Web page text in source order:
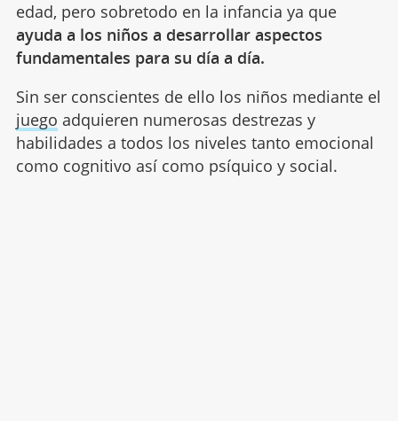
edad, pero sobretodo en la infancia ya que
ayuda a los niños a desarrollar aspectos
fundamentales para su día a día.
Sin ser conscientes de ello los niños mediante el
juego adquieren numerosas destrezas y
habilidades a todos los niveles tanto emocional
como cognitivo así como psíquico y social.